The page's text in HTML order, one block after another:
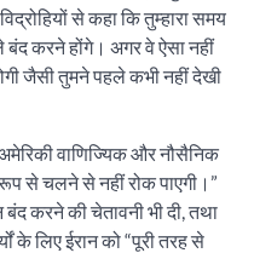
से कहा कि तुम्हारा समय
करने होंगे। अगर वे ऐसा नहीं
जैसी तुमने पहले कभी नहीं देखी
वाणिज्यिक और नौसैनिक
से चलने से नहीं रोक पाएगी।”
बंद करने की चेतावनी भी दी, तथा
के लिए ईरान को “पूरी तरह से